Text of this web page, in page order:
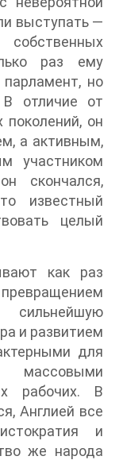
выступать —
раз ему
парламент, но
отличие от
он
а активным,
участником
скончался,
известный
целый
как раз
и развитием
для
рабочих. В
Англией все
и
же народа